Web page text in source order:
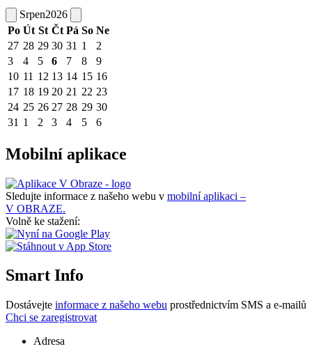
Srpen2026
Po Út St Čt Pá So Ne
27 28 29 30 31 1
2
3
4 5 6 7 8
9
10 11 12 13 14 15 16
17 18 19 20 21 22 23
24 25 26 27 28 29 30
31 1 2 3 4 5 6
Mobilní aplikace
Sledujte informace z našeho webu v mobilní aplikaci –
V OBRAZE.
Volně ke stažení:
Smart Info
Dostávejte informace z našeho webu prostřednictvím SMS a e-mailů
Chci se zaregistrovat
Adresa